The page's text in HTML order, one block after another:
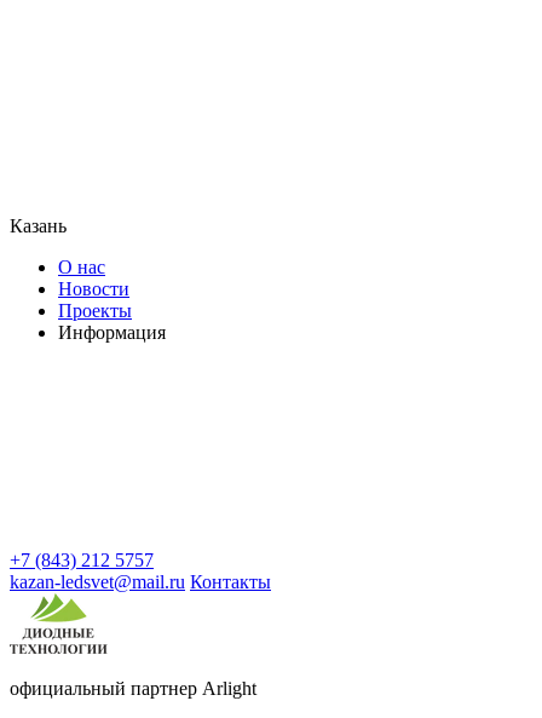
Казань
О нас
Новости
Проекты
Информация
+7 (843) 212 5757
kazan-ledsvet@mail.ru Контакты
официальный партнер Arlight